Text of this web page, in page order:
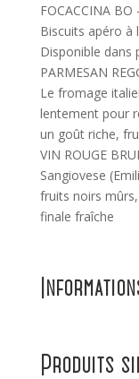
FOCACCINA BO
Biscuits apéro à
Disponible dans
PARMESAN
Le fromage
lentement pour
un goût riche,
VIN ROUGE
Sangiovese
fruits noirs
finale fraîche
Produits